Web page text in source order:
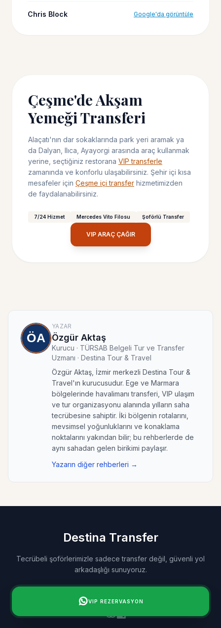
Chris Block Google'da görüntüle
Çeşme'de Akşam
Yemeği Transferi
Alaçatı'nın dar sokaklarında park yeri aramak ya
da Dalyan, Ilıca, Ayayorgi arasında araç kullanmak
yerine, seçtiğiniz restorana VIP transferle
zamanında ve konforlu ulaşabilirsiniz. Şehir içi kısa
mesafeler için Çeşme içi transfer hizmetimizden
de faydalanabilirsiniz.
7/24 Hizmet Mercedes Vito Filosu Şoförlü Transfer
VIP ARAÇ ÇAĞIR
VIP REZERVASYON
YAZAR
Özgür Aktaş
Kurucu · TÜRSAB Belgeli Tur ve Transfer
Uzmanı · Destina Tour & Travel
Özgür Aktaş, İzmir merkezli Destina Tour &
Travel'ın kurucusudur. Ege ve Marmara
bölgelerinde havalimanı transferi, VIP ulaşım
ve tur organizasyonu alanında yılların saha
tecrübesine sahiptir. İki bölgenin rotalarını,
mevsimsel yoğunluklarını ve konaklama
noktalarını yakından bilir; bu rehberlerde de
aynı sahadan gelen birikimi paylaşır.
Yazarın diğer rehberleri →
Destina Transfer
Tecrübeli şoförlerimizle sadece transfer değil, güvenli yol
arkadaşlığı sunuyoruz.